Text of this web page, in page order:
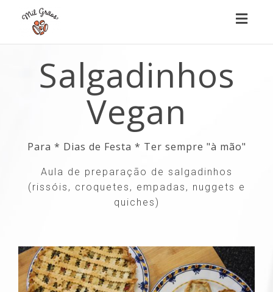
Salgadinhos
Vegan
Para * Dias de Festa * Ter sempre "à mão"
Aula de preparação de salgadinhos
(rissóis, croquetes, empadas, nuggets e
quiches)